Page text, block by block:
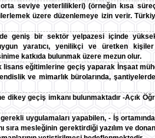
seviye yeterlilikleri) (örneğin kısa
üzere düzenlemeye izin verir.
geniş bir sektör yelpazesi içinde
yaratıcı, yenilikçi ve üretken
katkıda bulunmak üzere mezun olur.
lisans eğitimlerine geçiş yaparak İnşaat
ve mimarlık bürolarında,
dikey geçiş imkanı bulunmaktadır -Açık
uygulamaları yapabilen, - İş
mesleğinin gerektirdiği yazılım ve